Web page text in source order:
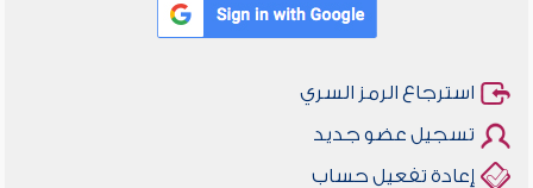
استرجاع الرمز السري
تسجيل عضو جديد
إعادة تفعيل حساب